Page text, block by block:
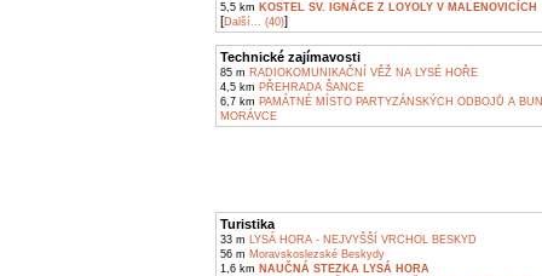
5,5 km KOSTEL SV. IGNÁCE Z LOYOLY V MALENOVICÍCH
[Další... (40)]
Technické zajímavosti
85 m RADIOKOMUNIKAČNÍ VĚŽ NA LYSÉ HOŘE
4,5 km PŘEHRADA ŠANCE
6,7 km PAMÁTNÉ MÍSTO PARTYZÁNSKÝCH ODBOJŮ A
MORÁVCE
Turistika
33 m LYSÁ HORA - NEJVYŠŠÍ VRCHOL BESKYD
56 m Moravskoslezské Beskydy
1,6 km NAUČNÁ STEZKA LYSÁ HORA